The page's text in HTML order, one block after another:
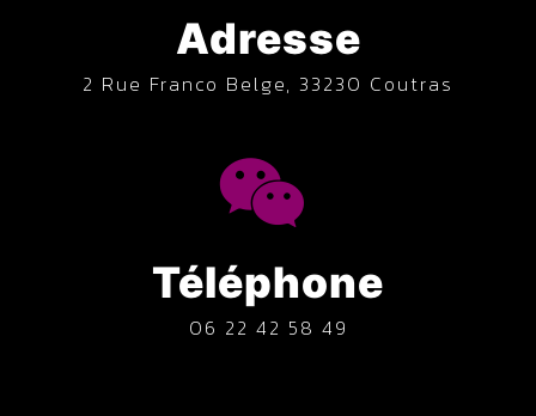
Adresse
2 Rue Franco Belge, 33230 Coutras
Téléphone
06 22 42 58 49